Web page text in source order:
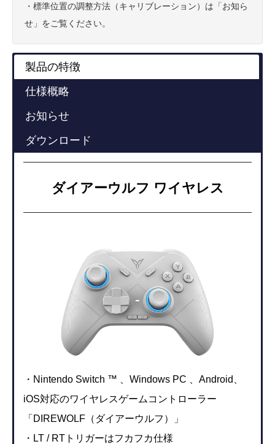
・標準位置の調整方法（キャリブレーション）は「お知ら
せ」をご覧ください。
製品の特徴
仕様概略
お知らせ
ダウンロード
ダイアーウルフ ワイヤレス
・Nintendo Switch ™ 、Windows PC 、Android、
iOS対応のワイヤレスゲームコントローラー
「DIREWOLF（ダイアーウルフ）」
・LT / RTトリガーはフカフカ仕様